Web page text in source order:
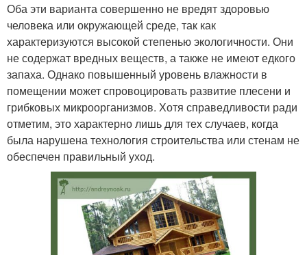
Оба эти варианта совершенно не вредят здоровью
человека или окружающей среде, так как
характеризуются высокой степенью экологичности. Они
не содержат вредных веществ, а также не имеют едкого
запаха. Однако повышенный уровень влажности в
помещении может спровоцировать развитие плесени и
грибковых микроорганизмов. Хотя справедливости ради
отметим, это характерно лишь для тех случаев, когда
была нарушена технология строительства или стенам не
обеспечен правильный уход.